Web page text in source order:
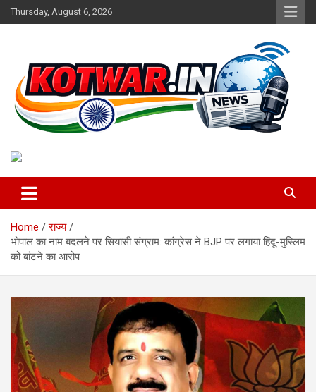
Skip
to
Thursday, August 6, 2026
kotwar.in
Home
राज्य
भोपाल का नाम बदलने पर सियासी संग्राम: कांग्रेस ने BJP पर लगाया हिंदू-मुस्लिम
को बांटने का आरोप